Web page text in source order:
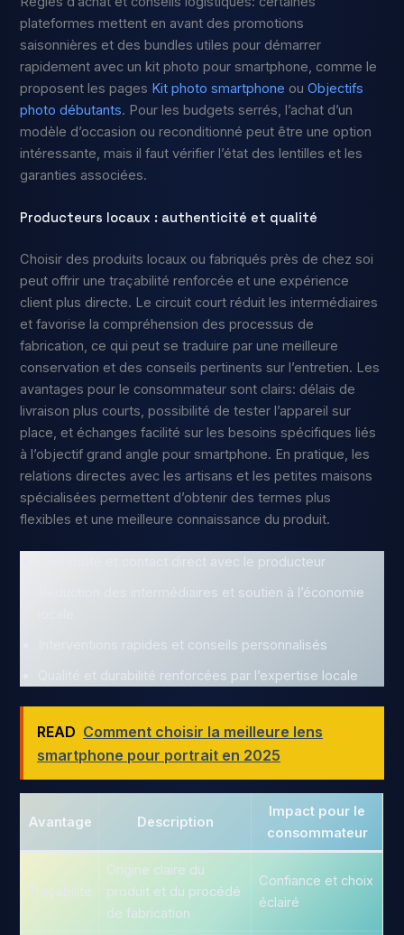
plateformes mettent en avant des promotions
saisonnières et des bundles utiles pour démarrer
rapidement avec un kit photo pour smartphone, comme le
proposent les pages Kit photo smartphone ouObjectifs
photo débutants. Pour les budgets serrés, l’achat d’un
modèle d’occasion ou reconditionné peut être une option
intéressante, mais il faut vérifier l’état des lentilles et les
garanties associées.
Producteurs locaux : authenticité et qualité
Choisir des produits locaux ou fabriqués près de chez soi
peut offrir une traçabilité renforcée et une expérience
client plus directe. Le circuit court réduit les intermédiaires
et favorise la compréhension des processus de
fabrication, ce qui peut se traduire par une meilleure
conservation et des conseils pertinents sur l’entretien. Les
avantages pour le consommateur sont clairs: délais de
livraison plus courts, possibilité de tester l’appareil sur
place, et échanges facilité sur les besoins spécifiques liés
à l’objectif grand angle pour smartphone. En pratique, les
relations directes avec les artisans et les petites maisons
spécialisées permettent d’obtenir des termes plus
flexibles et une meilleure connaissance du produit.
Traçabilité et contact direct avec le producteur
Réduction des intermédiaires et soutien à l’économie
Interventions rapides et conseils personnalisés
Qualité et durabilité renforcées par l’expertise locale
READ Comment choisir la meilleure lens
smartphone pour portrait en 2025
Avantage Description
Impact pour le
consommateur
Traçabilité
Origine claire du
produit et du procédé
de fabrication
Confiance et choix
éclairé